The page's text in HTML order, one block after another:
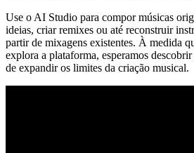
Use o AI Studio para compor músicas
ideias, criar remixes ou até reconstruir
partir de mixagens existentes. À medida
explora a plataforma, esperamos
de expandir os limites da criação musical.